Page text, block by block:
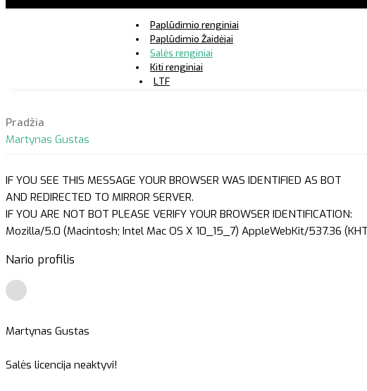
Paplūdimio renginiai
Paplūdimio Žaidėjai
Salės renginiai
Kiti renginiai
LTF
Pradžia
Martynas Gustas
IF YOU SEE THIS MESSAGE YOUR BROWSER WAS IDENTIFIED AS BOT
AND REDIRECTED TO MIRROR SERVER.
IF YOU ARE NOT BOT PLEASE VERIFY YOUR BROWSER IDENTIFICATION:
Mozilla/5.0 (Macintosh; Intel Mac OS X 10_15_7) AppleWebKit/537.36
Nario profilis
Martynas Gustas
Salės licencija neaktyvi!